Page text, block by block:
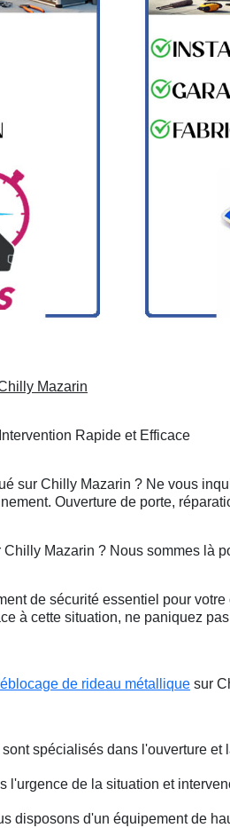
Mazarin
Rapide et Efficace
sur Chilly Mazarin ? Ne vous
Ouverture de porte,
Mazarin ? Nous sommes là
de sécurité essentiel pour
à cette situation, ne paniquez
de rideau métallique sur
spécialisés dans l'ouverture
l'urgence de la situation et
disposons d'un équipement de